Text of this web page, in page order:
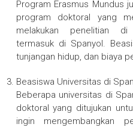
Program Erasmus Mundus
program doktoral yang
melakukan penelitian di
termasuk di Spanyol.
tunjangan hidup, dan biaya
Beasiswa Universitas di
Beberapa universitas di
doktoral yang ditujukan
ingin mengembangkan